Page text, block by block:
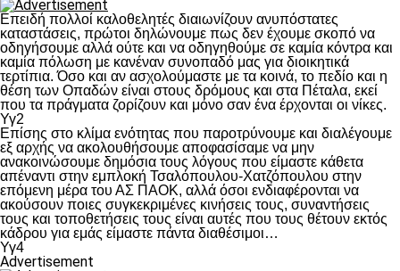
Επειδή πολλοί καλοθελητές διαιωνίζουν ανυπόστατες
καταστάσεις, πρώτοι δηλώνουμε πως δεν έχουμε σκοπό να
οδηγήσουμε αλλά ούτε και να οδηγηθούμε σε καμία κόντρα και
καμία πόλωση με κανέναν συνοπαδό μας για διοικητικά
τερτίπια. Όσο και αν ασχολούμαστε με τα κοινά, το πεδίο και η
θέση των Οπαδών είναι στους δρόμους και στα Πέταλα, εκεί
που τα πράγματα ζορίζουν και μόνο σαν ένα έρχονται οι νίκες.
Υγ2
Επίσης στο κλίμα ενότητας που παροτρύνουμε και διαλέγουμε
εξ αρχής να ακολουθήσουμε αποφασίσαμε να μην
ανακοινώσουμε δημόσια τους λόγους που είμαστε κάθετα
απέναντι στην εμπλοκή Τσαλόπουλου-Χατζόπουλου στην
επόμενη μέρα του ΑΣ ΠΑΟΚ, αλλά όσοι ενδιαφέρονται να
ακούσουν ποιες συγκεκριμένες κινήσεις τους, συναντήσεις
τους και τοποθετήσεις τους είναι αυτές που τους θέτουν εκτός
κάδρου για εμάς είμαστε πάντα διαθέσιμοι…
Υγ4
Advertisement